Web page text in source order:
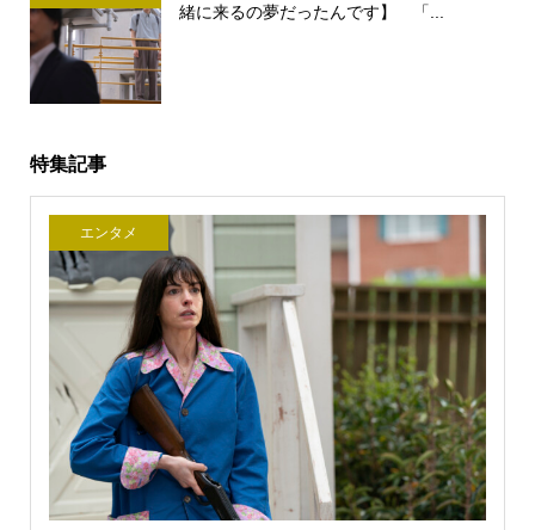
緒に来るの夢だったんです】 「...
特集記事
エンタメ